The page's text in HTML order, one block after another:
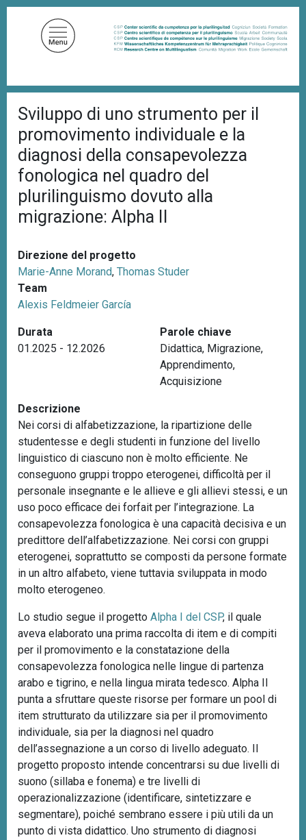
r
i
c
o
l
e
d
p
e
Sviluppo di uno strumento per il
promovimento individuale e la
diagnosi della consapevolezza
fonologica nel quadro del
plurilinguismo dovuto alla
migrazione: Alpha II
Direzione del progetto
Marie-Anne Morand, Thomas Studer
Team
Alexis Feldmeier García
Durata
01.2025 - 12.2026
Parole chiave
Didattica, Migrazione,
Apprendimento,
Acquisizione
Descrizione
Nei corsi di alfabetizzazione, la ripartizione delle
studentesse e degli studenti in funzione del livello
linguistico di ciascuno non è molto efficiente. Ne
conseguono gruppi troppo eterogenei, difficoltà per il
personale insegnante e le allieve e gli allievi stessi, e un
uso poco efficace dei forfait per l’integrazione. La
consapevolezza fonologica è una capacità decisiva e un
predittore dell’alfabetizzazione. Nei corsi con gruppi
eterogenei, soprattutto se composti da persone formate
in un altro alfabeto, viene tuttavia sviluppata in modo
molto eterogeneo.
Lo studio segue il progetto Alpha I del CSP, il quale
aveva elaborato una prima raccolta di item e di compiti
per il promovimento e la constatazione della
consapevolezza fonologica nelle lingue di partenza
arabo e tigrino, e nella lingua mirata tedesco. Alpha II
punta a sfruttare queste risorse per formare un pool di
item strutturato da utilizzare sia per il promovimento
individuale, sia per la diagnosi nel quadro
dell’assegnazione a un corso di livello adeguato. Il
progetto proposto intende concentrarsi su due livelli di
suono (sillaba e fonema) e tre livelli di
operazionalizzazione (identificare, sintetizzare e
segmentare), poiché sembrano essere i più utili da un
punto di vista didattico. Uno strumento di diagnosi